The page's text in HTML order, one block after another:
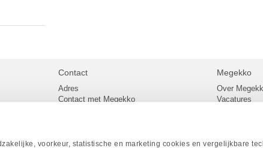
voorkeur, statistische en marketing cookies en vergelijkbare
Contact
Adres
Contact met Megekko
Megekko
Over
Vacatures
Sitemap